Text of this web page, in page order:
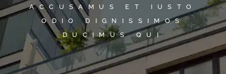
ACCUSAMUS ET IUSTO
ODIO DIGNISSIMOS
DUCIMUS QUI